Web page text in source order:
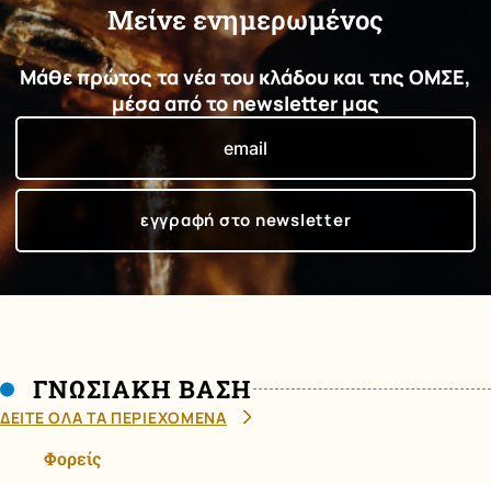
Μείνε ενημερωμένος
Μάθε πρώτος τα νέα του κλάδου και της ΟΜΣΕ,
μέσα από το newsletter μας
ΓΝΩΣΙΑΚΗ ΒΑΣΗ
ΔΕΙΤΕ ΟΛΑ ΤΑ ΠΕΡΙΕΧΟΜΕΝΑ
Φορείς